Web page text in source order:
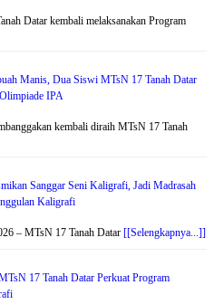
Datar kembali melaksanakan Program
Manis, Dua Siswi MTsN 17 Tanah Datar
IPA
kembali diraih MTsN 17 Tanah
Sanggar Seni Kaligrafi, Jadi Madrasah
Kaligrafi
– MTsN 17 Tanah Datar [[Selengkapnya...]]
17 Tanah Datar Perkuat Program